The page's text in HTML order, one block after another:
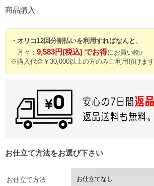
商品購入
・オリコ12回分割払いを利用すればなんと、
月々： 9,583円(税込) でお得にお買い物♪
※購入代金￥30,000以上の方のみご利用頂けます
お仕立て方法をお選び下さい
お仕立て方法